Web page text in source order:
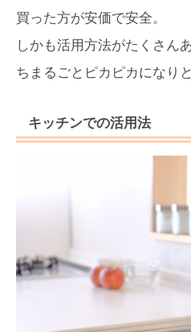
買った方が安価で安全。
しかも活用方法がたくさん
ちまるごとピカピカになり
キッチンでの活用法